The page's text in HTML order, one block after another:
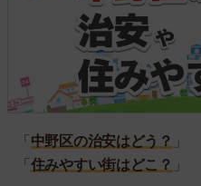
「 中野区の治安はどう？ 」
「 住みやすい街はどこ？ 」